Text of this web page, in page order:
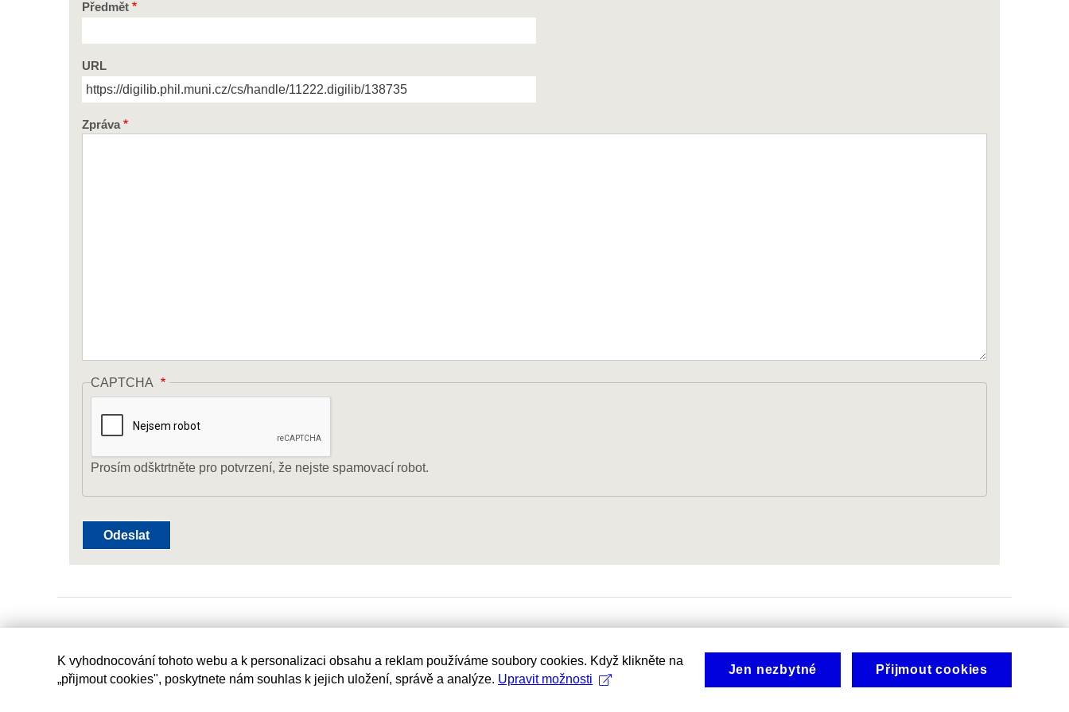
Předmět
URL
Zpráva
CAPTCHA
Prosím odšktrtněte pro potvrzení, že nejste spamovací robot.
K vyhodnocování tohoto webu a k personalizaci obsahu a reklam používáme soubory cookies. Když klikněte na
„přijmout cookies", poskytnete nám souhlas k jejich uložení, správě a analýze. Upravit možnosti
Jen nezbytné Přijmout cookies